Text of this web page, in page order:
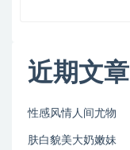
近期文章
性感风情人间尤物
肤白貌美大奶嫩妹